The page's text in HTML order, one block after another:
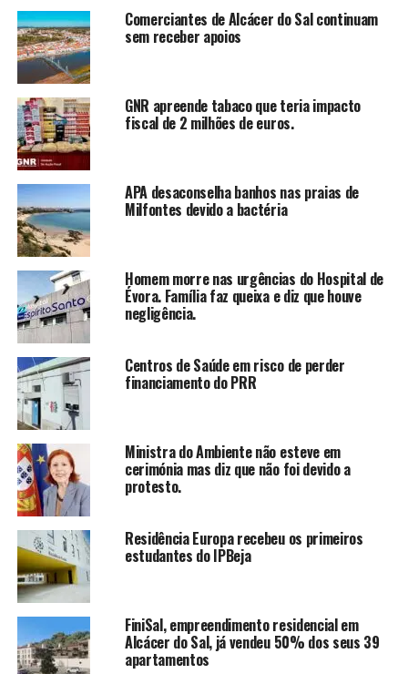
Comerciantes de Alcácer do Sal continuam
sem receber apoios
GNR apreende tabaco que teria impacto
fiscal de 2 milhões de euros.
APA desaconselha banhos nas praias de
Milfontes devido a bactéria
Homem morre nas urgências do Hospital de
Évora. Família faz queixa e diz que houve
negligência.
Centros de Saúde em risco de perder
financiamento do PRR
Ministra do Ambiente não esteve em
cerimónia mas diz que não foi devido a
protesto.
Residência Europa recebeu os primeiros
estudantes do IPBeja
FiniSal, empreendimento residencial em
Alcácer do Sal, já vendeu 50% dos seus 39
apartamentos